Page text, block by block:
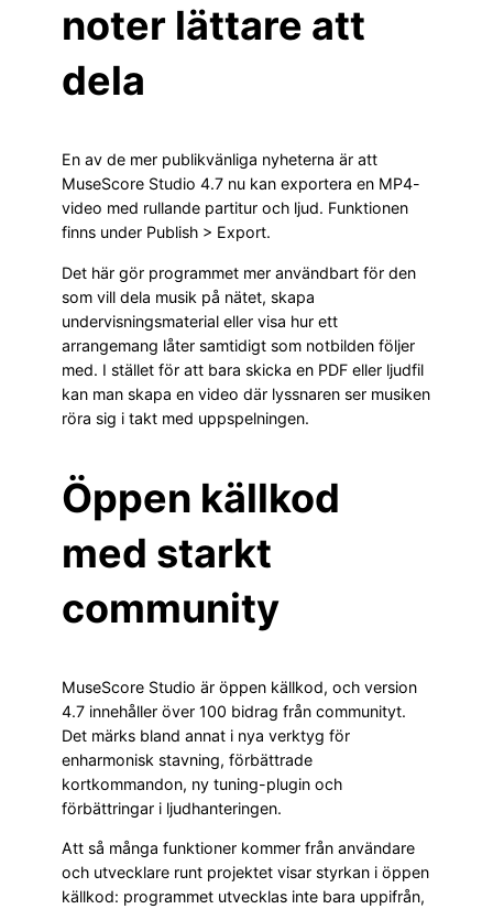
noter lättare att
dela
En av de mer publikvänliga nyheterna är att
MuseScore Studio 4.7 nu kan exportera en MP4-
video med rullande partitur och ljud. Funktionen
finns under Publish > Export.
Det här gör programmet mer användbart för den
som vill dela musik på nätet, skapa
undervisningsmaterial eller visa hur ett
arrangemang låter samtidigt som notbilden följer
med. I stället för att bara skicka en PDF eller ljudfil
kan man skapa en video där lyssnaren ser musiken
röra sig i takt med uppspelningen.
Öppen källkod
med starkt
community
MuseScore Studio är öppen källkod, och version
4.7 innehåller över 100 bidrag från communityt.
Det märks bland annat i nya verktyg för
enharmonisk stavning, förbättrade
kortkommandon, ny tuning-plugin och
förbättringar i ljudhanteringen.
Att så många funktioner kommer från användare
och utvecklare runt projektet visar styrkan i öppen
källkod: programmet utvecklas inte bara uppifrån,